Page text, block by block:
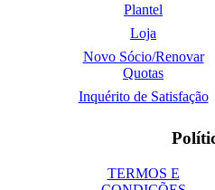
Plantel
Loja
Novo Sócio/Renovar
Quotas
Inquérito de Satisfação
TERMOS E